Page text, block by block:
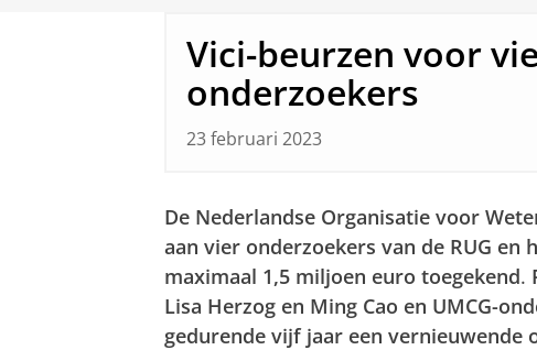
Vici-beurzen voor
onderzoekers
23 februari 2023
De Nederlandse Organisatie voor
aan vier onderzoekers van de RUG en
maximaal 1,5 miljoen euro toegekend.
Lisa Herzog en Ming Cao en UMCG-
gedurende vijf jaar een vernieuwende